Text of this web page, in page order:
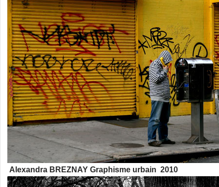
Alexandra BREZNAY Graphisme urbain 2010